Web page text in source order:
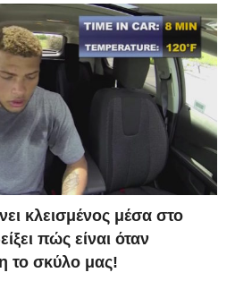
κλεισμένος μέσα στο
πώς είναι όταν
το σκύλο μας!